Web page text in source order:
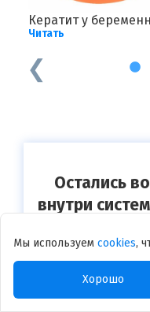
Кератит у
Читать
1
Остались
внутри
Мы используем cookies,
Хорошо